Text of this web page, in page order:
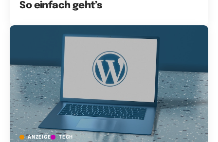
So einfach geht’s
ANZEIGE TECH